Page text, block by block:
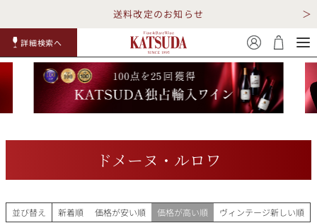
送料改定のお知らせ
詳細検索へ
白ワイ
ン ング ン
RP100
点
TOP 詳細検索する
ドメーヌ・ルロワ
並び替え 新着順 価格が安い順 価格が高い順 ヴィンテージ新しい順